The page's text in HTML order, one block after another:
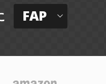
FAP